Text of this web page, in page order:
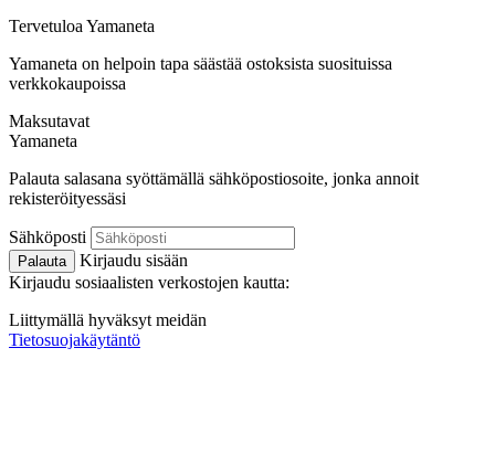
Tervetuloa Yamaneta
Yamaneta on helpoin tapa säästää ostoksista suosituissa
verkkokaupoissa
Maksutavat
Yamaneta
Palauta salasana syöttämällä sähköpostiosoite, jonka annoit
rekisteröityessäsi
Sähköposti
Palauta
Kirjaudu sisään
Kirjaudu sosiaalisten verkostojen kautta:
Liittymällä hyväksyt meidän
Tietosuojakäytäntö